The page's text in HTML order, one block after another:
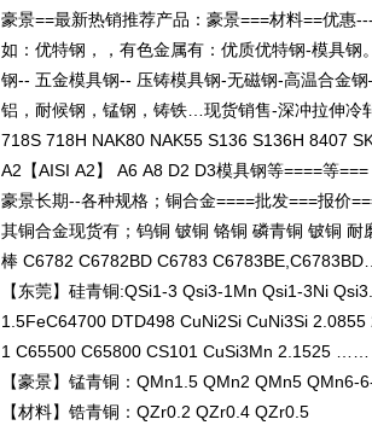
豪景==最新热销推荐产品：豪景===材料==优惠
如：优特钢，，有色金属有：优质优特钢-模具
钢-- 五金模具钢-- 压铸模具钢-无磁钢-高温合金
铝，耐候钢，锰钢，铸铁…现货销售-深冲拉伸冷
718S 718H NAK80 NAK55 S136 S136H 8407
A2【AISI A2】 A6 A8 D2 D3模具钢等====等===
豪景长期--各种规格；铜合金====批发===报价
其铜合金现货有；钨铜 铍铜 铬铜 磷青铜 铍铜 耐
棒 C6782 C6782BD C6783
【东莞】硅青铜:QSi1-3 Qsi3-1Mn Qsi1-3Ni
1.5FeC64700 DTD498 CuNi2Si CuNi3Si 2.0855
1 C65500 C65800 CS101 CuSi3Mn 2.1525 ……
【豪景】锰青铜：QMn1.5 QMn2 QMn5
【材料】锆青铜：QZr0.2 QZr0.4 QZr0.5